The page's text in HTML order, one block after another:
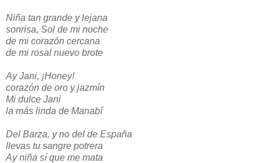
Niña tan grande y lejana
sonrisa, Sol de mi noche
de mi corazón cercana
de mi rosal nuevo brote
Ay Jani, ¡Honey!
corazón de oro y jazmín
Mi dulce Jani
la más linda de Manabí
Del Barza, y no del de España
llevas tu sangre potrera
Ay niña sí que me mata